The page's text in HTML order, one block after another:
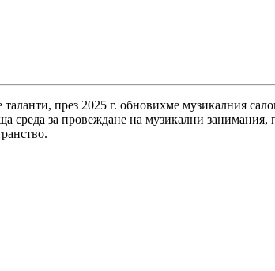
през 2025 г. обновихме музикалния
среда за провеждане на музикални занимания,